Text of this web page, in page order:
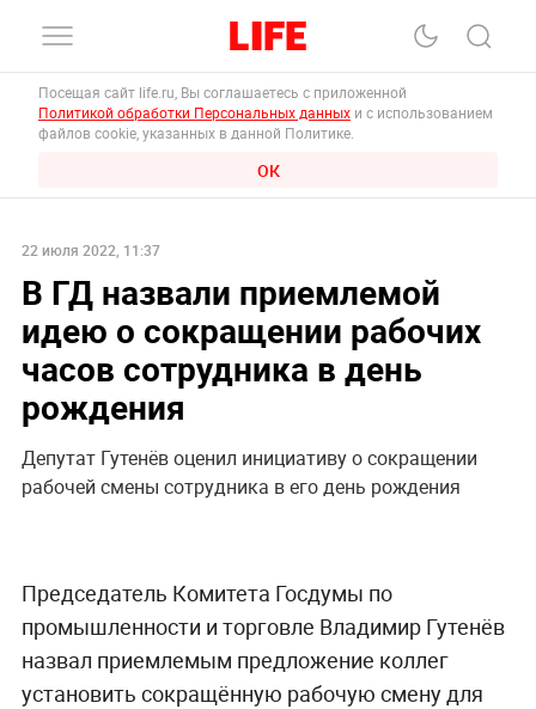
Посещая сайт life.ru, Вы соглашаетесь с приложенной
Политикой обработки Персональных данных и с использованием
файлов cookie, указанных в данной Политике.
ОК
22 июля 2022, 11:37
В ГД назвали приемлемой
идею о сокращении рабочих
часов сотрудника в день
рождения
Депутат Гутенёв оценил инициативу о сокращении
рабочей смены сотрудника в его день рождения
Председатель Комитета Госдумы по
промышленности и торговле Владимир Гутенёв
назвал приемлемым предложение коллег
установить сокращённую рабочую смену для